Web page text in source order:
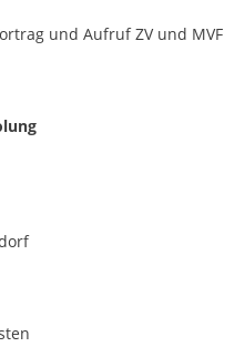
und Aufruf ZV und MVF